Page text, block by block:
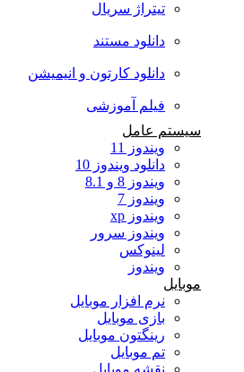
تیتراژ سریال
دانلود مستند
دانلود کارتون و انیمیشن
فیلم آموزشی
سیستم عامل
ویندوز 11
دانلود ویندوز 10
ویندوز 8 و 8.1
ویندوز 7
ویندوز xp
ویندوز سرور
لینوکس
ویندوز
موبایل
نرم افزار موبایل
بازی موبایل
رینگتون موبایل
تم موبایل
نقشه موبایل